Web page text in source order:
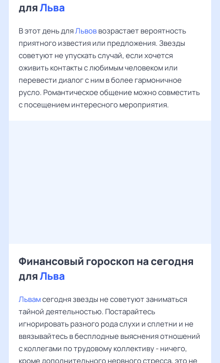
дляЛьва
В этот день дляЛьвоввозрастает вероятность
приятного известия или предложения. Звезды
советуют не упускать случай, если хочется
оживить контакты с любимым человеком или
перевести диалог с ним в более гармоничное
русло. Романтическое общение можно совместить
с посещением интересного мероприятия.
Финансовый гороскоп на сегодня
дляЛьва
Львамсегодня звезды не советуют заниматься
тайной деятельностью. Постарайтесь
игнорировать разного рода слухи и сплетни и не
ввязывайтесь в бесплодные выяснения отношений
с коллегами по трудовому коллективу - ничего,
кроме дополнительного нервного стресса, это не